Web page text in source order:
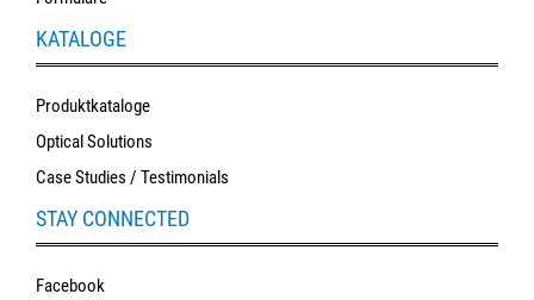
KATALOGE
Produktkataloge
Optical Solutions
Case Studies / Testimonials
STAY CONNECTED
Facebook